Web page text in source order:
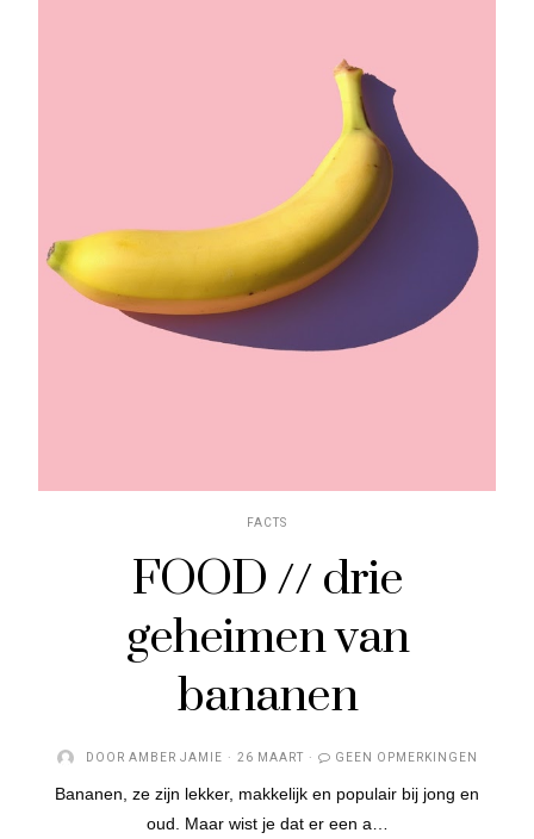
FACTS
FOOD // drie
geheimen van
bananen
DOOR AMBER JAMIE 26 MAART GEEN OPMERKINGEN
Bananen, ze zijn lekker, makkelijk en populair bij jong en
oud. Maar wist je dat er een a…